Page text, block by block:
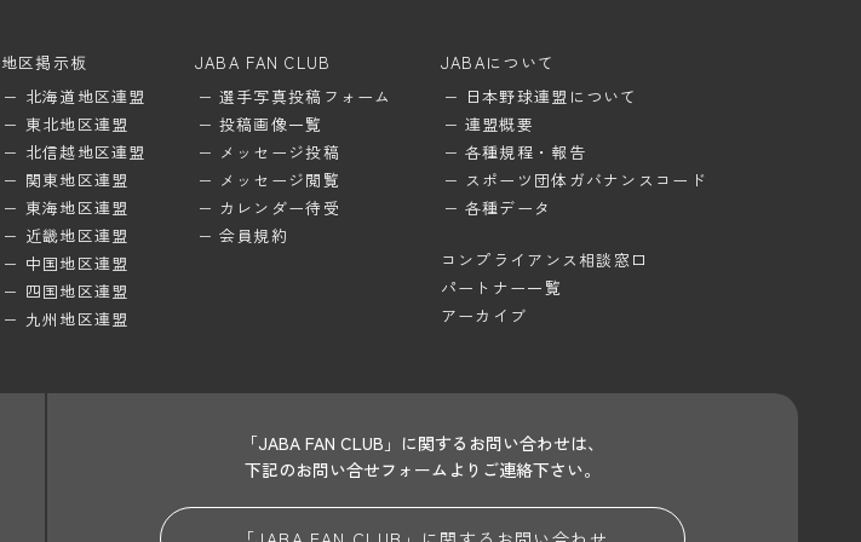
地区掲示板
北海道地区連盟
東北地区連盟
北信越地区連盟
関東地区連盟
東海地区連盟
近畿地区連盟
中国地区連盟
四国地区連盟
九州地区連盟
JABA FAN CLUB
選手写真投稿フォーム
投稿画像一覧
メッセージ投稿
メッセージ閲覧
カレンダー待受
会員規約
JABAについて
日本野球連盟について
連盟概要
各種規程・報告
スポーツ団体ガバナンスコード
各種データ
コンプライアンス相談窓口
パートナー一覧
アーカイブ
「JABA FAN CLUB」に関するお問い合わせは、
下記のお問い合せフォームよりご連絡下さい。